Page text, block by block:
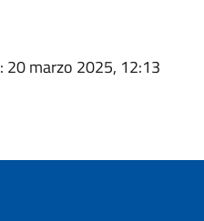
: 20 marzo 2025, 12:13